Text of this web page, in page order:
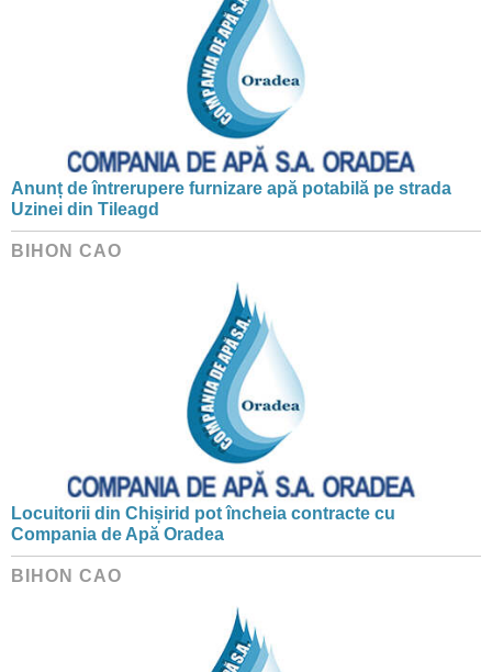
Anunț de întrerupere furnizare apă potabilă pe strada
Uzinei din Tileagd
BIHON CAO
Locuitorii din Chișirid pot încheia contracte cu
Compania de Apă Oradea
BIHON CAO